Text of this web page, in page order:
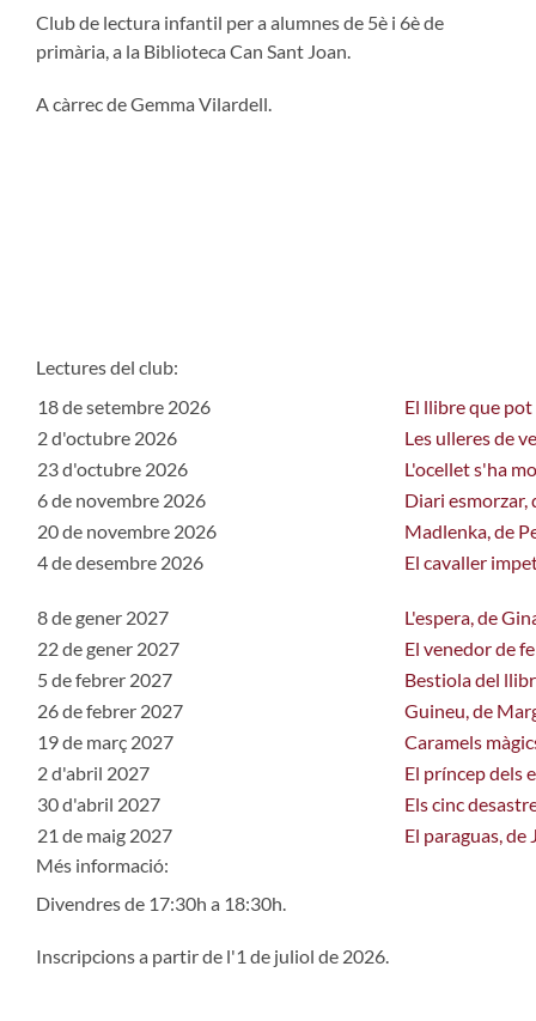
Club de lectura infantil per a alumnes de 5è i 6è de
primària, a la Biblioteca Can Sant Joan.
A càrrec de Gemma Vilardell.
Lectures del club:
18 de setembre 2026
El llibre que
2 d'octubre 2026
Les ulleres de
23 d'octubre 2026
L'ocellet s'ha
6 de novembre 2026
Diari esmorzar,
20 de novembre 2026
Madlenka, de
4 de desembre 2026 El cavaller
8 de gener 2027
L'espera, de
22 de gener 2027
El venedor de
5 de febrer 2027
Bestiola del
26 de febrer 2027
Guineu, de
19 de març 2027
Caramels
2 d'abril 2027
El príncep dels
30 d'abril 2027
Els cinc
21 de maig 2027
El paraguas, de
Més informació:
Divendres de 17:30h a 18:30h.
Inscripcions a partir de l'1 de juliol de 2026.